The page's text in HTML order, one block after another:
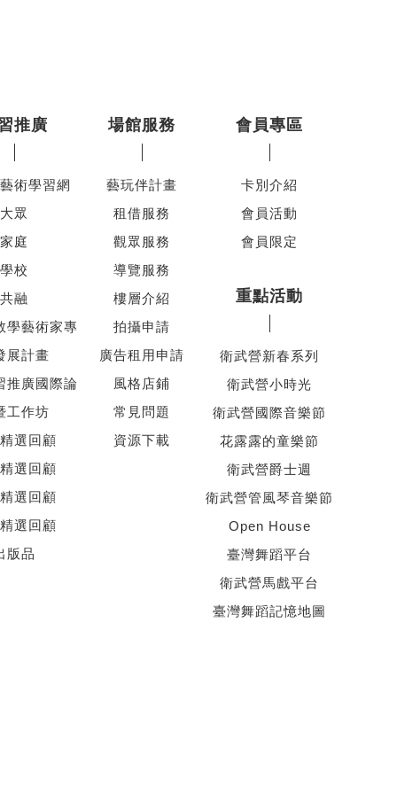
推廣
術學習網
大眾
家庭
學校
共融
學藝術家專
展計畫
推廣國際論
工作坊
選回顧
選回顧
選回顧
選回顧
版品
場館服務
藝玩伴計畫
租借服務
觀眾服務
導覽服務
樓層介紹
拍攝申請
廣告租用申請
風格店鋪
常見問題
資源下載
會員專區
卡別介紹
會員活動
會員限定
重點活動
衛武營新春系列
衛武營小時光
衛武營國際音樂節
花露露的童樂節
衛武營爵士週
衛武營管風琴音樂節
Open House
臺灣舞蹈平台
衛武營馬戲平台
臺灣舞蹈記憶地圖